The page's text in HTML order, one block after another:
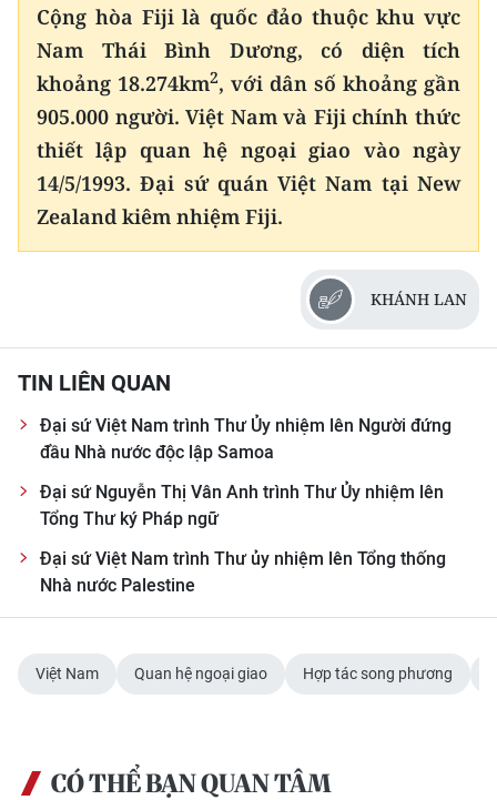
Cộng hòa Fiji là quốc đảo thuộc khu vực
Nam Thái Bình Dương, có diện tích
khoảng 18.274km2, với dân số khoảng gần
905.000 người. Việt Nam và Fiji chính thức
thiết lập quan hệ ngoại giao vào ngày
14/5/1993. Đại sứ quán Việt Nam tại New
Zealand kiêm nhiệm Fiji.
KHÁNH LAN
TIN LIÊN QUAN
Đại sứ Việt Nam trình Thư Ủy nhiệm lên Người đứng
đầu Nhà nước độc lập Samoa
Đại sứ Nguyễn Thị Vân Anh trình Thư Ủy nhiệm lên
Tổng Thư ký Pháp ngữ
Đại sứ Việt Nam trình Thư ủy nhiệm lên Tổng thống
Nhà nước Palestine
Việt Nam Quan hệ ngoại giao Hợp tác song phương
CÓ THỂ BẠN QUAN TÂM